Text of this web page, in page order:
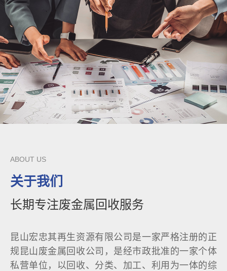
ABOUT US
关于我们
长期专注废金属回收服务
昆山宏忠其再生资源有限公司是一家严格注册的正
规昆山废金属回收公司，是经市政批准的一家个体
私营单位，以回收、分类、加工、利用为一体的综